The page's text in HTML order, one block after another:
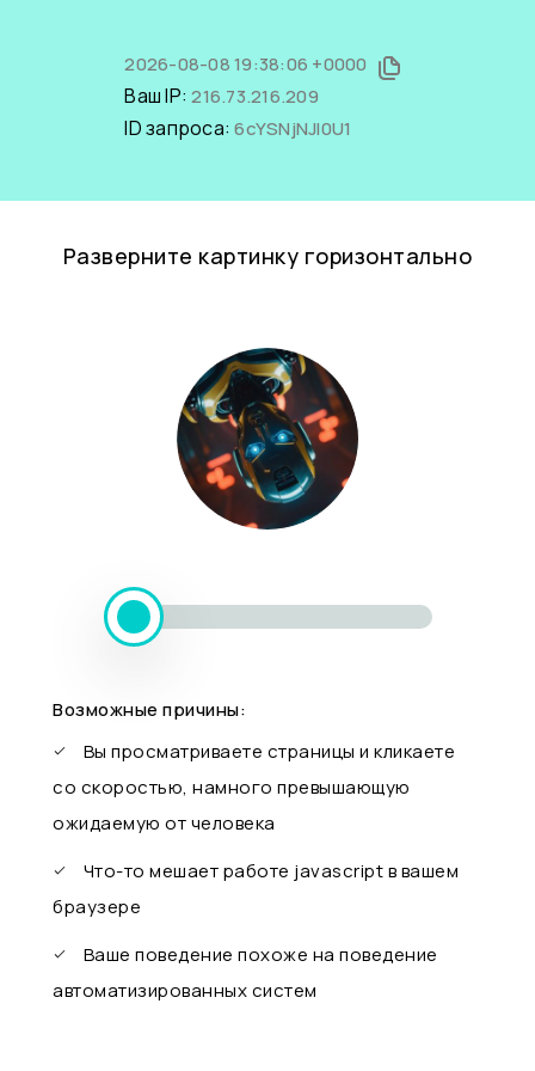
2026-08-08 19:38:06 +0000
Ваш IP:216.73.216.209
ID запроса:6cYSNjNJl0U1
Разверните картинку горизонтально
Возможные причины:
Вы просматриваете страницы и кликаете
со скоростью, намного превышающую
ожидаемую от человека
Что-то мешает работе javascript в вашем
браузере
Ваше поведение похоже на поведение
автоматизированных систем